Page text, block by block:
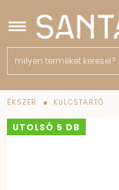
ÉKSZER KULCSTARTÓ
UTOLSÓ 5 DB